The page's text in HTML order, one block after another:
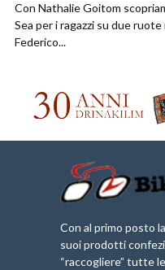
Con Nathalie Goitom
Sea per i ragazzi su due
Federico...
Con al primo posto
suoi prodotti
“raccogliere” tutte